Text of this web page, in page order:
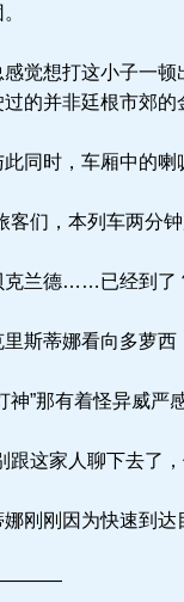
觉想打这小子一顿
过的并非廷根市郊的
同时，车厢中的喇
客们，本列车两分
兰德……已经到了
斯蒂娜看向多萝西
神”那有着怪异威严
跟这家人聊下去了
刚刚因为快速到达